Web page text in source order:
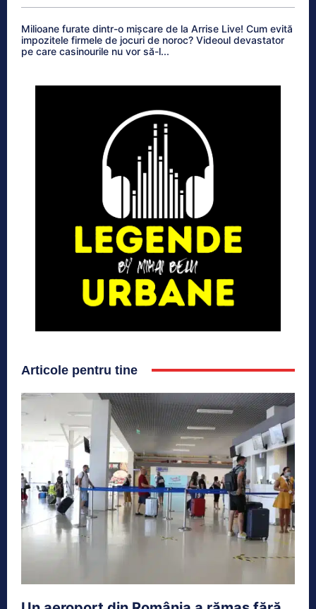
Milioane furate dintr-o mișcare de la Arrise Live! Cum evită
impozitele firmele de jocuri de noroc? Videoul devastator
pe care casinourile nu vor să-l...
Articole pentru tine